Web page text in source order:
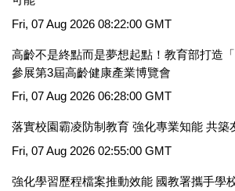
Fri, 07 Aug 2026 08:22:00 GMT
高齡不是終點而是夢想起點！教育部打造「
參展第3屆高齡健康產業博覽會
Fri, 07 Aug 2026 06:28:00 GMT
落實校園霸凌防制教育 強化專業知能 共築
Fri, 07 Aug 2026 02:55:00 GMT
強化學習歷程檔案推動效能 國教署攜手學